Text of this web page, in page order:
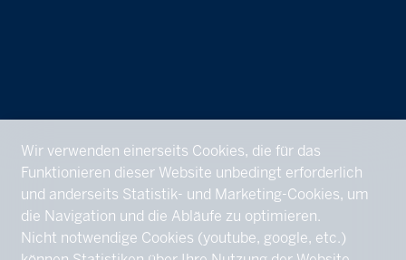
Wir verwenden einerseits Cookies, die für das
Funktionieren dieser Website unbedingt erforderlich
und anderseits Statistik- und Marketing-Cookies, um
die Navigation und die Abläufe zu optimieren.
Nicht notwendige Cookies (youtube, google, etc.)